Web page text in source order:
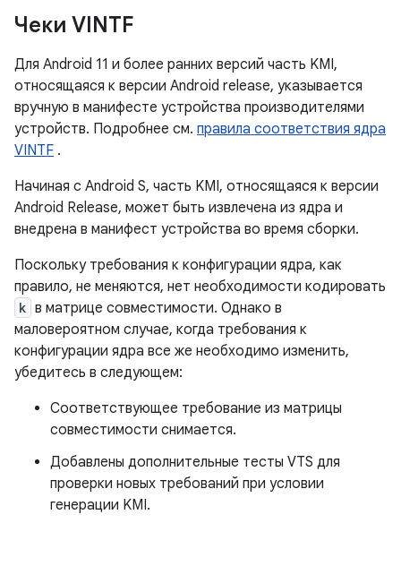
Чеки VINTF
Для Android 11 и более ранних версий часть KMI,
относящаяся к версии Android release, указывается
вручную в манифесте устройства производителями
устройств. Подробнее см. правила соответствия ядра
VINTF .
Начиная с Android S, часть KMI, относящаяся к версии
Android Release, может быть извлечена из ядра и
внедрена в манифест устройства во время сборки.
Поскольку требования к конфигурации ядра, как
правило, не меняются, нет необходимости кодировать
k в матрице совместимости. Однако в
маловероятном случае, когда требования к
конфигурации ядра все же необходимо изменить,
убедитесь в следующем:
Соответствующее требование из матрицы
совместимости снимается.
Добавлены дополнительные тесты VTS для
проверки новых требований при условии
генерации KMI.